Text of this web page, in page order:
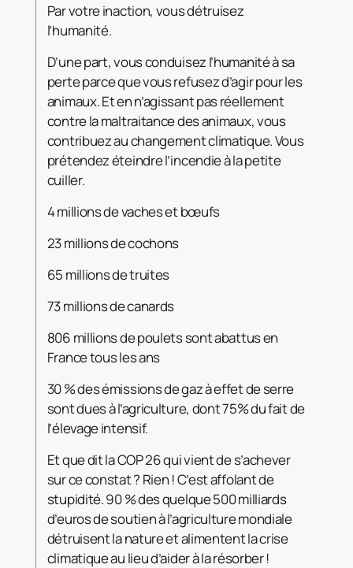
Par votre inaction, vous détruisez
l’humanité.
D’une part, vous conduisez l’humanité à sa
perte parce que vous refusez d’agir pour les
animaux. Et en n’agissant pas réellement
contre la maltraitance des animaux, vous
contribuez au changement climatique. Vous
prétendez éteindre l’incendie à la petite
cuiller.
4 millions de vaches et bœufs
23 millions de cochons
65 millions de truites
73 millions de canards
806 millions de poulets sont abattus en
France tous les ans
30 % des émissions de gaz à effet de serre
sont dues à l’agriculture, dont 75% du fait de
l’élevage intensif.
Et que dit la COP 26 qui vient de s’achever
sur ce constat ? Rien ! C’est affolant de
stupidité. 90 % des quelque 500 milliards
d’euros de soutien à l’agriculture mondiale
détruisent la nature et alimentent la crise
climatique au lieu d’aider à la résorber !